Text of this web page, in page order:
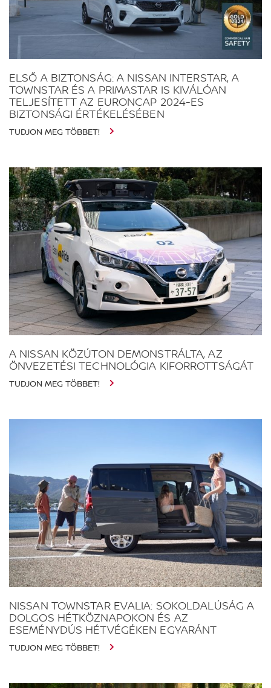
ELSŐ A BIZTONSÁG: A NISSAN INTERSTAR, A
TOWNSTAR ÉS A PRIMASTAR IS KIVÁLÓAN
TELJESÍTETT AZ EURONCAP 2024-ES
BIZTONSÁGI ÉRTÉKELÉSÉBEN
TUDJON MEG TÖBBET!
A NISSAN KÖZÚTON DEMONSTRÁLTA, AZ
ÖNVEZETÉSI TECHNOLÓGIA KIFORROTTSÁGÁT
TUDJON MEG TÖBBET!
NISSAN TOWNSTAR EVALIA: SOKOLDALÚSÁG A
DOLGOS HÉTKÖZNAPOKON ÉS AZ
ESEMÉNYDÚS HÉTVÉGÉKEN EGYARÁNT
TUDJON MEG TÖBBET!